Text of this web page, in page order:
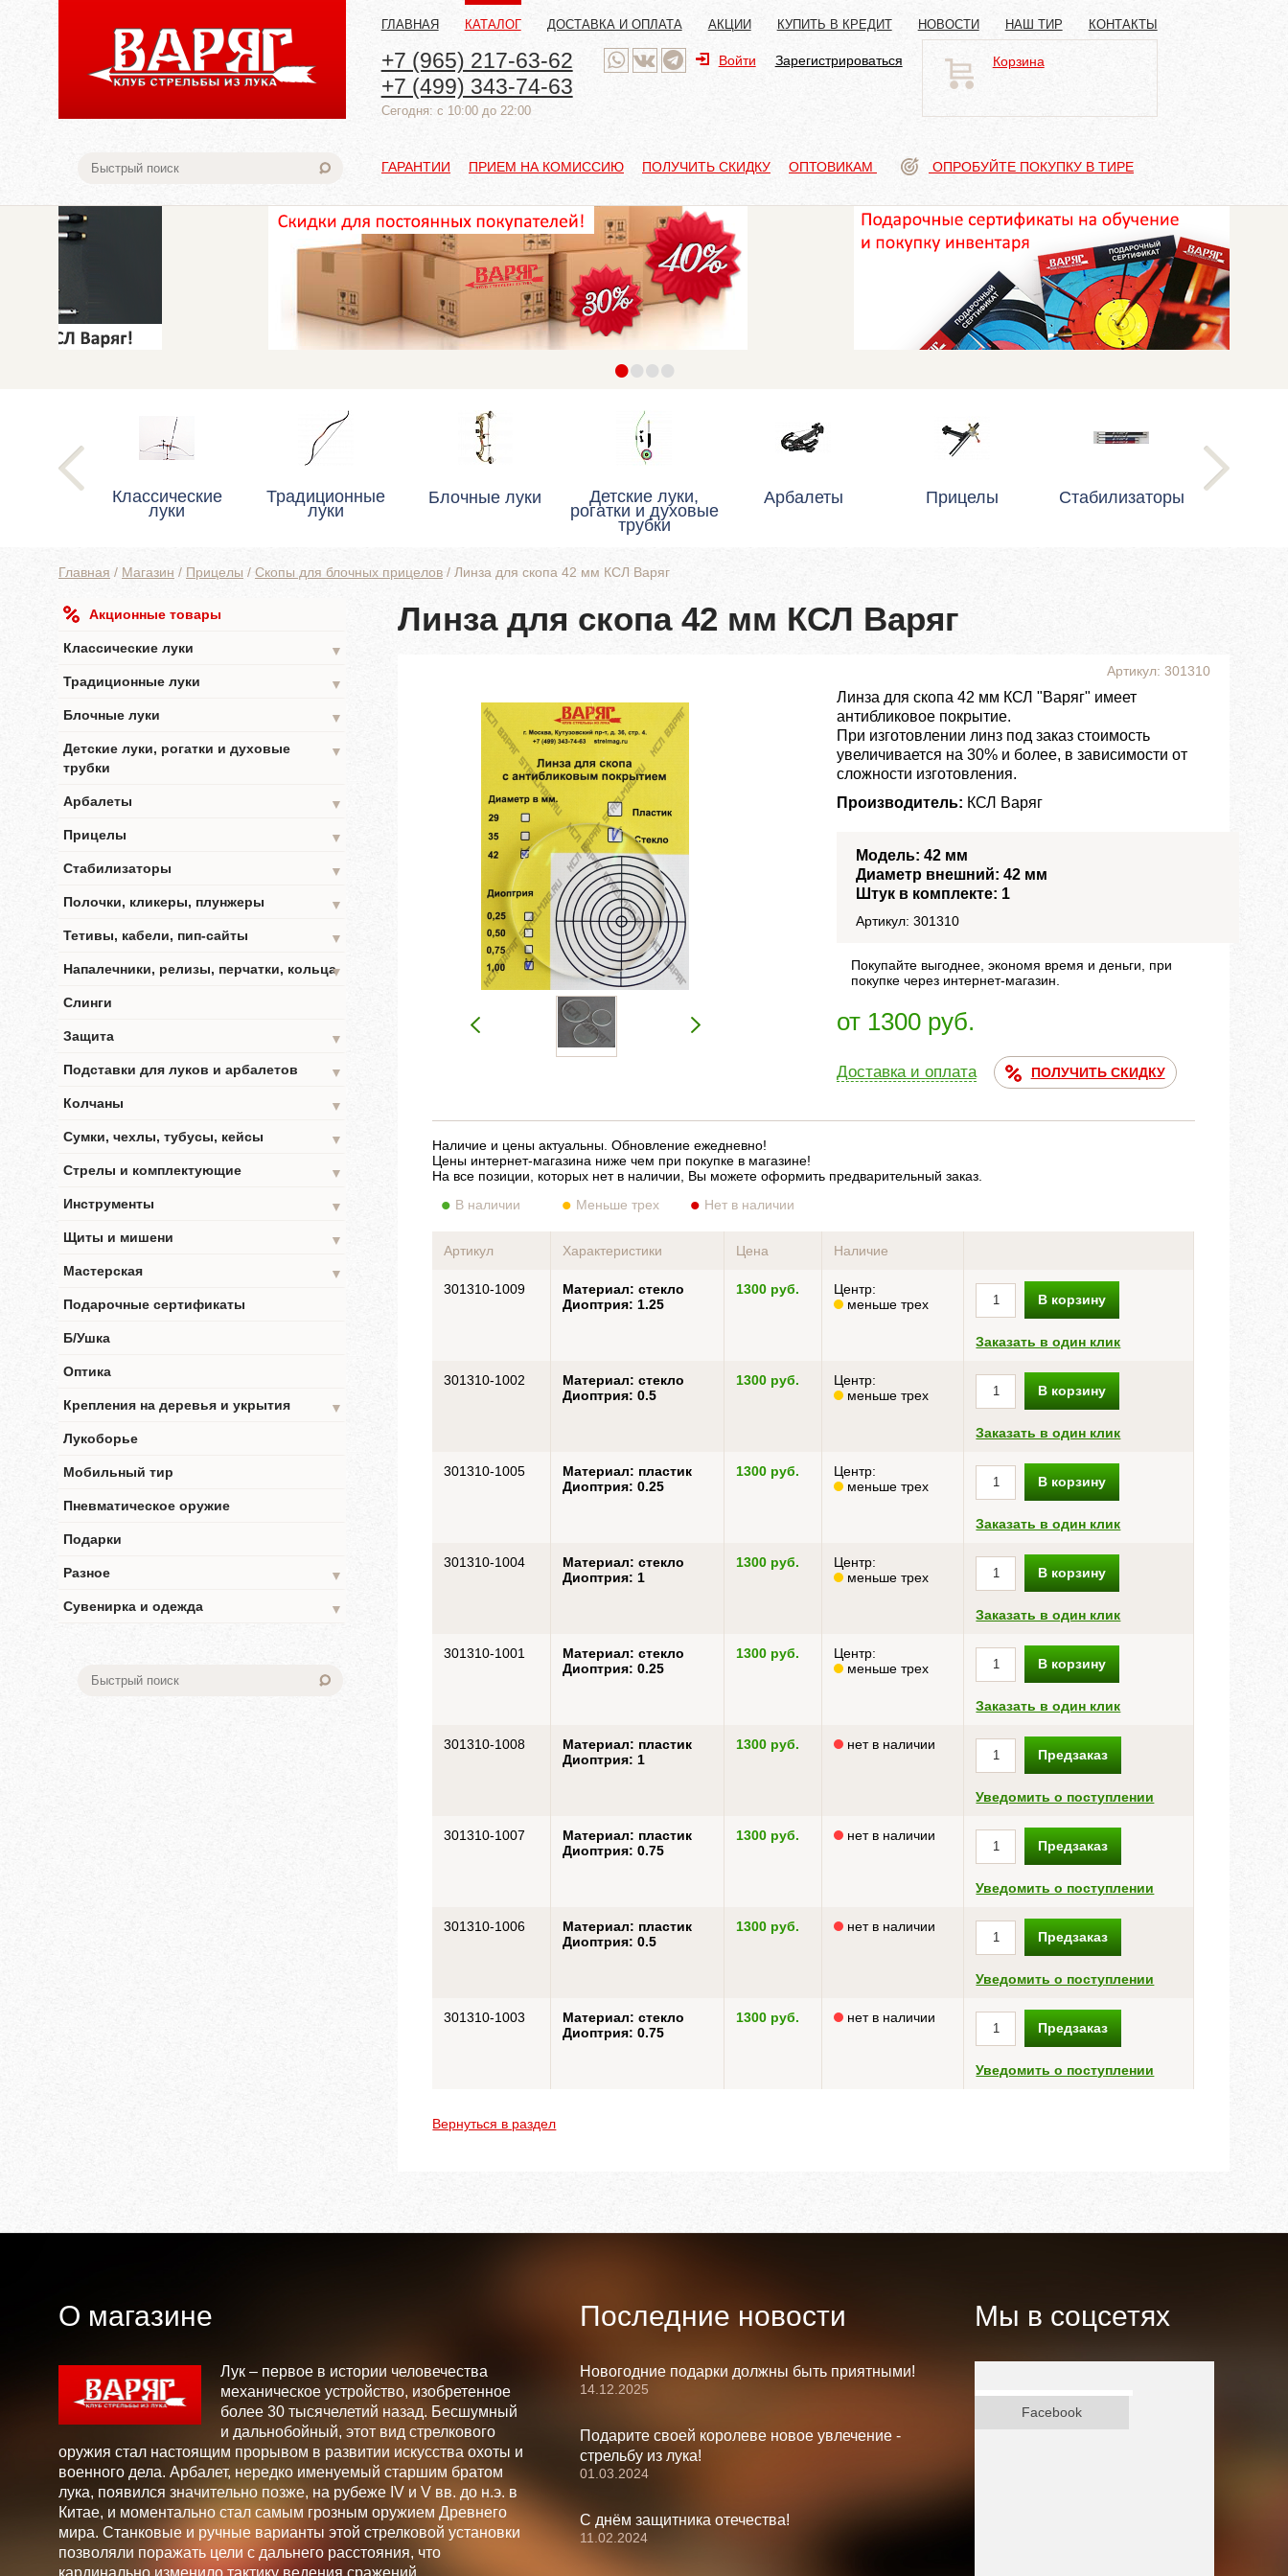
ГЛАВНАЯ КАТАЛОГ ДОСТАВКА И ОПЛАТА АКЦИИ КУПИТЬ В КРЕДИТ НОВОСТИ НАШ ТИР КОНТАКТЫ
+7 (965) 217-63-62
+7 (499) 343-74-63
Cегодня: с 10:00 до 22:00
Войти Зарегистрироваться Корзина
ГАРАНТИИ ПРИЕМ НА КОМИССИЮ ПОЛУЧИТЬ СКИДКУ ОПТОВИКАМ ОПРОБУЙТЕ ПОКУПКУ В ТИРЕ
••••
Классические
луки
Традиционные
луки
Блочные луки Детские луки,
рогатки и духовые
трубки
Арбалеты Прицелы Стабилизаторы
Главная / Магазин / Прицелы / Скопы для блочных прицелов / Линза для скопа 42 мм КСЛ Варяг
Акционные товары
Классические луки
▼
Традиционные луки
▼
Блочные луки
▼
Детские луки, рогатки и духовые
трубки
▼
Арбалеты
▼
Прицелы
▼
Стабилизаторы
▼
Полочки, кликеры, плунжеры
▼
Тетивы, кабели, пип-сайты
▼
Напалечники, релизы, перчатки, кольца▼
Слинги
Защита
▼
Подставки для луков и арбалетов
▼
Колчаны
▼
Сумки, чехлы, тубусы, кейсы
▼
Стрелы и комплектующие
▼
Инструменты
▼
Щиты и мишени
▼
Мастерская
▼
Подарочные сертификаты
Б/Ушка
Оптика
Крепления на деревья и укрытия
▼
Лукоборье
Мобильный тир
Пневматическое оружие
Подарки
Разное
▼
Сувенирка и одежда
▼
Линза для скопа 42 мм КСЛ Варяг
Артикул: 301310
Линза для скопа 42 мм КСЛ "Варяг" имеет
антибликовое покрытие.
При изготовлении линз под заказ стоимость
увеличивается на 30% и более, в зависимости от
сложности изготовления.
Производитель: КСЛ Варяг
Модель: 42 мм
Диаметр внешний: 42 мм
Штук в комплекте: 1
Артикул: 301310
Покупайте выгоднее, экономя время и деньги, при
покупке через интернет-магазин.
от 1300 руб.
Доставка и оплата ПОЛУЧИТЬ СКИДКУ
Наличие и цены актуальны. Обновление ежедневно!
Цены интернет-магазина ниже чем при покупке в магазине!
На все позиции, которых нет в наличии, Вы можете оформить предварительный заказ.
В наличии
Меньше трех Нет в наличии
Артикул Характеристики Цена Наличие
301310-1009
Материал: стекло
Диоптрия: 1.25
1300 руб.
Центр:
меньше трех
В корзину
Заказать в один клик
301310-1002
Материал: стекло
Диоптрия: 0.5
1300 руб.
Центр:
меньше трех
В корзину
Заказать в один клик
301310-1005
Материал: пластик
Диоптрия: 0.25
1300 руб.
Центр:
меньше трех
В корзину
Заказать в один клик
301310-1004
Материал: стекло
Диоптрия: 1
1300 руб.
Центр:
меньше трех
В корзину
Заказать в один клик
301310-1001
Материал: стекло
Диоптрия: 0.25
1300 руб.
Центр:
меньше трех
В корзину
Заказать в один клик
301310-1008
Материал: пластик
Диоптрия: 1
1300 руб. нет в наличии
Предзаказ
Уведомить о поступлении
301310-1007
Материал: пластик
Диоптрия: 0.75
1300 руб. нет в наличии
Предзаказ
Уведомить о поступлении
301310-1006
Материал: пластик
Диоптрия: 0.5
1300 руб. нет в наличии
Предзаказ
Уведомить о поступлении
301310-1003
Материал: стекло
Диоптрия: 0.75
1300 руб. нет в наличии
Предзаказ
Уведомить о поступлении
Вернуться в раздел
О магазине
Лук – первое в истории человечества
механическое устройство, изобретенное
более 30 тысячелетий назад. Бесшумный
и дальнобойный, этот вид стрелкового
оружия стал настоящим прорывом в развитии искусства охоты и
военного дела. Арбалет, нередко именуемый старшим братом
лука, появился значительно позже, на рубеже IV и V вв. до н.э. в
Китае, и моментально стал самым грозным оружием Древнего
мира. Станковые и ручные варианты этой стрелковой установки
позволяли поражать цели с дальнего расстояния, что
кардинально изменило тактику ведения сражений.
Последние новости
Новогодние подарки должны быть приятными!
14.12.2025
Подарите своей королеве новое увлечение -
стрельбу из лука!
01.03.2024
С днём защитника отечества!
11.02.2024
Мы в соцсетях
Facebook